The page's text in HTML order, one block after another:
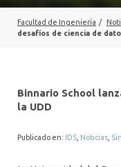
INNOVACIÓN Y
ALUMNI
MEDIOS
Facultad de Ingeniería /
desafíos de ciencia de
Binnario School
la UDD
Publicado en: IDS Noticias